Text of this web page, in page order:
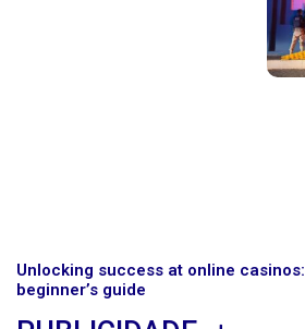
Unlocking success at online
beginner’s guide